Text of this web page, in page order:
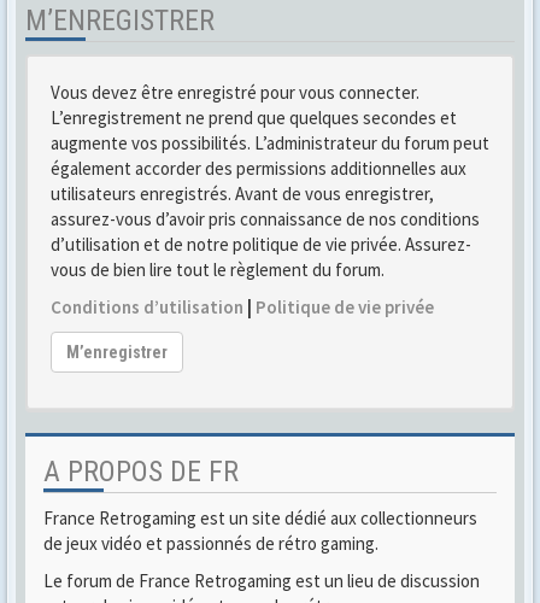
M’ENREGISTRER
Vous devez être enregistré pour vous connecter.
L’enregistrement ne prend que quelques secondes et
augmente vos possibilités. L’administrateur du forum peut
également accorder des permissions additionnelles aux
utilisateurs enregistrés. Avant de vous enregistrer,
assurez-vous d’avoir pris connaissance de nos conditions
d’utilisation et de notre politique de vie privée. Assurez-
vous de bien lire tout le règlement du forum.
Conditions d’utilisation | Politique de vie privée
M’enregistrer
A PROPOS DE FR
France Retrogaming est un site dédié aux collectionneurs
de jeux vidéo et passionnés de rétro gaming.
Le forum de France Retrogaming est un lieu de discussion